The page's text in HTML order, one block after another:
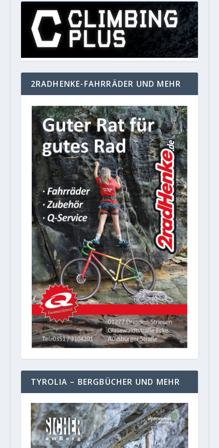
2RADHENKE-FAHRRÄDER UND MEHR
TYROLIA – BERGBÜCHER UND MEHR